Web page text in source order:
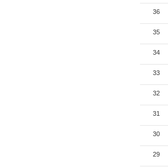
36
35
34
33
32
31
30
29